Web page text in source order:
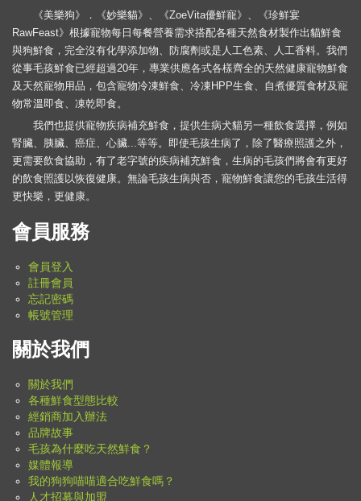
《美樂狗》．《妙樂貓》、《ZoeVita優鮮寵》、《珍鮮宴
RawFeast》根據寵物每日每餐營養需求搭配各種天然食材製作出貓鮮食
與狗鮮食，完全沒有化學添加物、防腐劑或是人工色素、人工香料。我們
從事毛孩鮮食已經超過20年，專業供應各式各樣齊全的天然健康寵物鮮食
及天然寵物用品，包含寵物冷凍鮮食、冷凍HPP生食、自煮優質食材及寵
物常溫即食、凍乾即食。
我們也提供寵物疾病補充鮮食，提供生病犬貓另一種飲食選擇，例如
腎臟、胰臟、癌症、心臟...等等。即使毛孩生病了，除了醫療照護之外，
更需要飲食協助，有了老字號的疾病補充鮮食，生病的毛孩們將會有更好
的飲食照護以恢復健康。無論毛孩生病與否，寵物鮮食讓您的毛孩生活得
更快樂，更健康。
會員服務
會員登入
註冊會員
忘記密碼
帳號管理
關於我們
關於我們
各種鮮食型態比較
經銷商加入辦法
品牌故事
毛孩為什麼吃天然鮮食？
媒體報導
我的狗狗喵喵適合吃鮮食嗎？
人才招募與加盟